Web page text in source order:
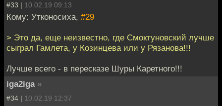
#33 | 10.02.19 09:13
Кому: Утконосиха, #29
> Это да, еще неизвестно, где Смоктуновский лучше
сыграл Гамлета, у Козинцева или у Рязанова!!!
Лучше всего - в пересказе Шуры Каретного!!!
iga2iga »
#34 | 10.02.19 12:37